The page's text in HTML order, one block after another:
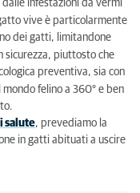
infestazioni da vermi
vive è particolarmente
dei gatti, limitandone
sicurezza, piuttosto che
preventiva, sia con
mondo felino a 360° e ben
salute, prevediamo la
in gatti abituati a uscire